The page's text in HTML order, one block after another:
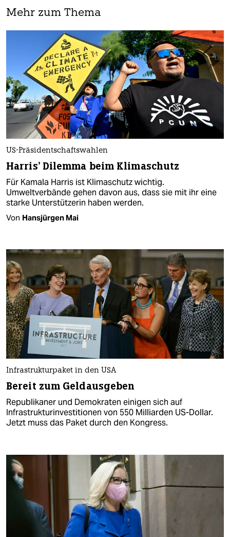
Mehr zum Thema
US-Präsidentschaftswahlen
Harris' Dilemma beim Klimaschutz
Für Kamala Harris ist Klimaschutz wichtig.
Umweltverbände gehen davon aus, dass sie mit ihr eine
starke Unterstützerin haben werden.
Von Hansjürgen Mai
Infrastrukturpaket in den USA
Bereit zum Geldausgeben
Republikaner und Demokraten einigen sich auf
Infrastrukturinvestitionen von 550 Milliarden US-Dollar.
Jetzt muss das Paket durch den Kongress.